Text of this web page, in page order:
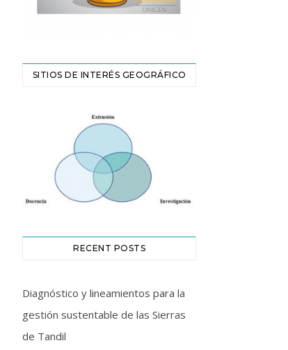
SITIOS DE INTERÉS GEOGRÁFICO
RECENT POSTS
Diagnóstico y lineamientos para la
gestión sustentable de las Sierras
de Tandil